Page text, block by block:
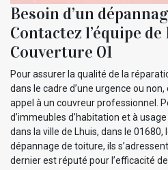
Besoin d’un
Contactez l’équipe
Couverture 01
Pour assurer la qualité de la
dans le cadre d’une urgence ou
appel à un couvreur professionnel.
d’immeubles d’habitation et à
dans la ville de Lhuis, dans le 01680,
dépannage de toiture, ils
dernier est réputé pour l’efficacité